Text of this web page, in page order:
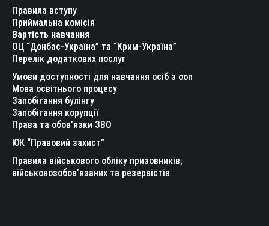
in
new
window
in
new
window
in
new
window
in
new
window
new
Правила вступу
Приймальна комісія
Вартість навчання
ОЦ “Донбас-Україна” та “Крим-Україна”
Перелік додаткових послуг
Умови доступності для навчання осіб з ооп
Мова освітнього процесу
Запобігання булінгу
Запобігання корупції
Права та обов’язки ЗВО
ЮК “Правовий захист”
Правила військового обліку призовників,
військовозобов’язаних та резервістів